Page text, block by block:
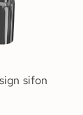
sifon